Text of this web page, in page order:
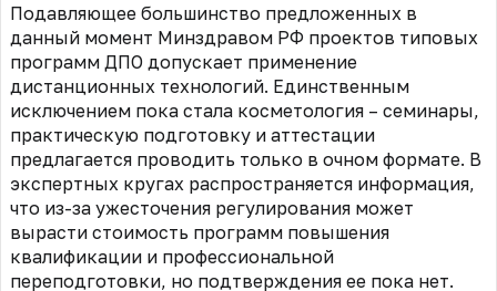
Подавляющее большинство предложенных в
данный момент Минздравом РФ проектов типовых
программ ДПО допускает применение
дистанционных технологий. Единственным
исключением пока стала косметология – семинары,
практическую подготовку и аттестации
предлагается проводить только в очном формате. В
экспертных кругах распространяется информация,
что из-за ужесточения регулирования может
вырасти стоимость программ повышения
квалификации и профессиональной
переподготовки, но подтверждения ее пока нет.